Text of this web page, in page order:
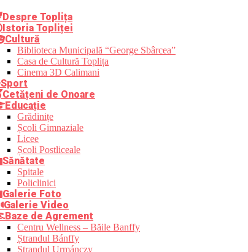
Despre Toplița
Istoria Topliței
Cultură
Biblioteca Municipală “George Sbârcea”
Casa de Cultură Toplița
Cinema 3D Calimani
Sport
Cetățeni de Onoare
Educație
Grădinițe
Școli Gimnaziale
Licee
Școli Postliceale
Sănătate
Spitale
Policlinici
Galerie Foto
Galerie Video
Baze de Agrement
Centru Wellness – Băile Banffy
Ștrandul Bánffy
Ștrandul Urmánczy